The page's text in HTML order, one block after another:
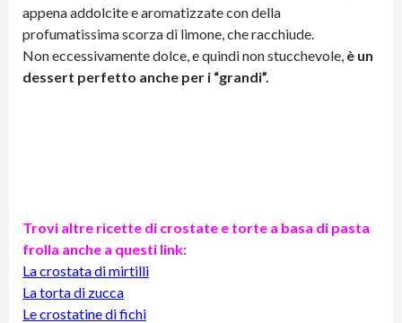
appena addolcite e aromatizzate con della
profumatissima scorza di limone, che racchiude.
Non eccessivamente dolce, e quindi non stucchevole, è un
dessert perfetto anche per i “grandi”.
Trovi altre ricette di crostate e torte a basa di pasta
frolla anche a questi link:
La crostata di mirtilli
La torta di zucca
Le crostatine di fichi